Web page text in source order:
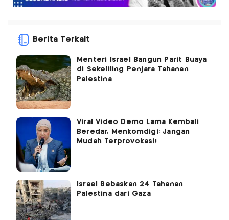
Berita Terkait
Menteri Israel Bangun Parit Buaya
di Sekeliling Penjara Tahanan
Palestina
Viral Video Demo Lama Kembali
Beredar, Menkomdigi: Jangan
Mudah Terprovokasi!
Israel Bebaskan 24 Tahanan
Palestina dari Gaza